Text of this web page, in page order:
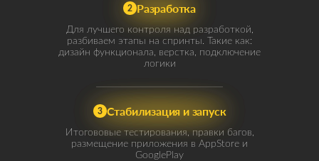
2 Разработка
Для лучшего контроля над разработкой,
разбиваем этапы на спринты. Такие как:
дизайн функционала, верстка, подключение
логики
3 Стабилизация и запуск
Итогововые тестирования, правки багов,
размещение приложения в AppStore и
GooglePlay